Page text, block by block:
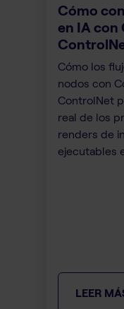
Cómo
en IA con
Cómo los
nodos con
ControlNet
real de los
renders de
ejecutables
LEER